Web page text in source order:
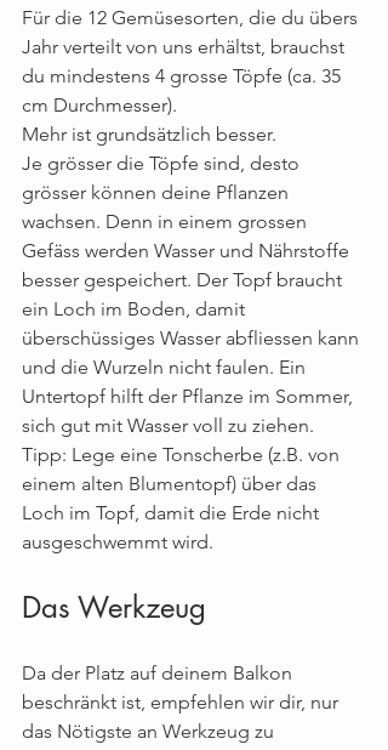
Für die 12 Gemüsesorten, die du übers
Jahr verteilt von uns erhältst, brauchst
du mindestens 4 grosse Töpfe (ca. 35
cm Durchmesser).
Mehr ist grundsätzlich besser.
Je grösser die Töpfe sind, desto
grösser können deine Pflanzen
wachsen. Denn in einem grossen
Gefäss werden Wasser und Nährstoffe
besser gespeichert. Der Topf braucht
ein Loch im Boden, damit
überschüssiges Wasser abfliessen kann
und die Wurzeln nicht faulen. Ein
Untertopf hilft der Pflanze im Sommer,
sich gut mit Wasser voll zu ziehen.
Tipp: Lege eine Tonscherbe (z.B. von
einem alten Blumentopf) über das
Loch im Topf, damit die Erde nicht
ausgeschwemmt wird.
Das Werkzeug
Da der Platz auf deinem Balkon
beschränkt ist, empfehlen wir dir, nur
das Nötigste an Werkzeug zu